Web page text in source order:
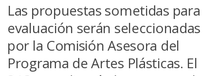
Las propuestas sometidas para
evaluación serán seleccionadas
por la Comisión Asesora del
Programa de Artes Plásticas. El